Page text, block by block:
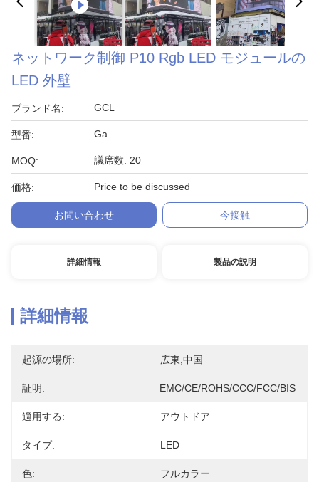
ネットワーク制御 P10 Rgb LED モジュールの
LED 外壁
ブランド名: GCL
型番: Ga
MOQ: 議席数: 20
価格: Price to be discussed
お問い合わせ 今接触
詳細情報 製品の説明
詳細情報
起源の場所: 広東,中国
証明: EMC/CE/ROHS/CCC/FCC/BIS
適用する: アウトドア
タイプ: LED
色: フルカラー